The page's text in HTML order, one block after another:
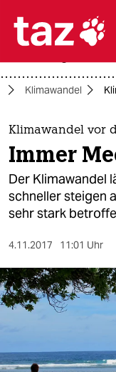

themen
politik
öko
sport
nord
krieg in der
Klimawandel
Klimawandel vor
Immer
Der Klimawandel
schneller steigen
sehr stark
4.11.2017 11:01 Uhr